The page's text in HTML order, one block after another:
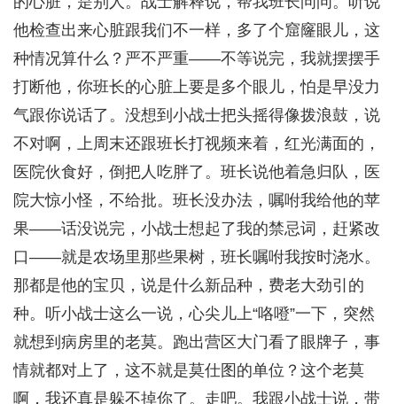
他检查出来心脏跟我们不一样，多了个窟窿眼儿，这
种情况算什么？严不严重——不等说完，我就摆摆手
打断他，你班长的心脏上要是多个眼儿，怕是早没力
气跟你说话了。没想到小战士把头摇得像拨浪鼓，说
不对啊，上周末还跟班长打视频来着，红光满面的，
医院伙食好，倒把人吃胖了。班长说他着急归队，医
院大惊小怪，不给批。班长没办法，嘱咐我给他的苹
果——话没说完，小战士想起了我的禁忌词，赶紧改
口——就是农场里那些果树，班长嘱咐我按时浇水。
那都是他的宝贝，说是什么新品种，费老大劲引的
种。听小战士这么一说，心尖儿上“咯噔”一下，突然
就想到病房里的老莫。跑出营区大门看了眼牌子，事
情就都对上了，这不就是莫仕图的单位？这个老莫
啊，我还真是躲不掉你了。走吧。我跟小战士说，带